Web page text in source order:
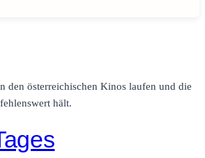
den österreichischen Kinos laufen und die
hält.